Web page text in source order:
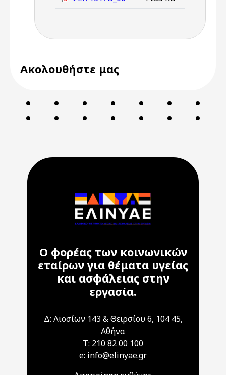
Ακολουθήστε μας
Ο φορέας των κοινωνικών
εταίρων για θέματα υγείας
και ασφάλειας στην
εργασία.
Δ: Λιοσίων 143 & Θειρσίου 6, 104 45,
Αθήνα
T: 210 82 00 100
e: info@elinyae.gr